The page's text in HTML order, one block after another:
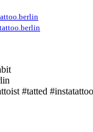
#tatted